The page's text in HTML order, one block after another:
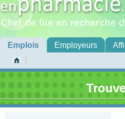
Emplois Employeurs